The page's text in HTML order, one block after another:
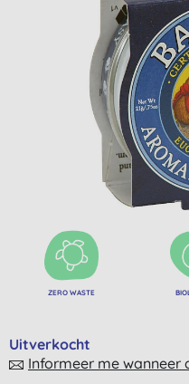
ZERO WASTE
Uitverkocht
Informeer me